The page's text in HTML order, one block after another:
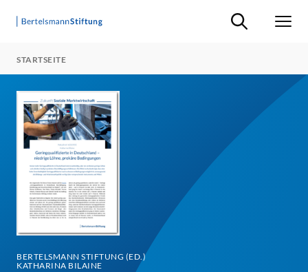
Suche ein-/
STARTSEITE
BERTELSMANN STIFTUNG (ED.)
KATHARINA BILAINE